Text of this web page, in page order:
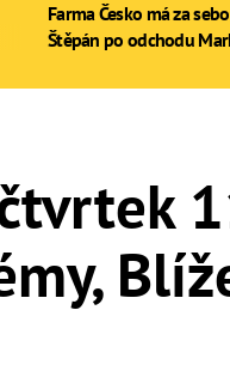
Farma Česko má za
Štěpán po odchodu